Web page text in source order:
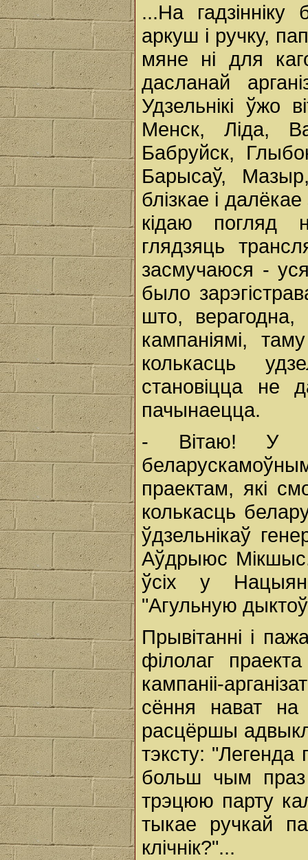
...На
аркуш і ручку,
мяне ні для
дасланай
Удзельнікі ўжо
Менск, Ліда,
Бабруйск,
Барысаў,
блізкае і
кідаю погляд
глядзяць
засмучаюся -
было
што, верагодна,
кампаніямі,
колькасць
становіцца не
пачынаецца.
- Вітаю! У
праектам, які
колькасць
ўдзельнікаў
Аўдрыюс
ўсіх у
"Агульную
Прывітанні і
філолаг
кампаніі-
сёння нават
расцёршы
тэксту:
больш чым праз
трэцюю парту
тыкае ручкай
клічнік?"...